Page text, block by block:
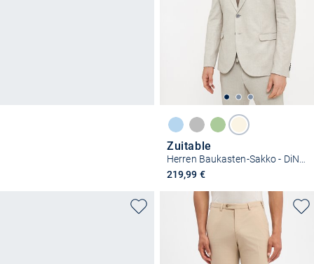
Zuitable
Herren Baukasten-Sakko - DiNick
219,99 €